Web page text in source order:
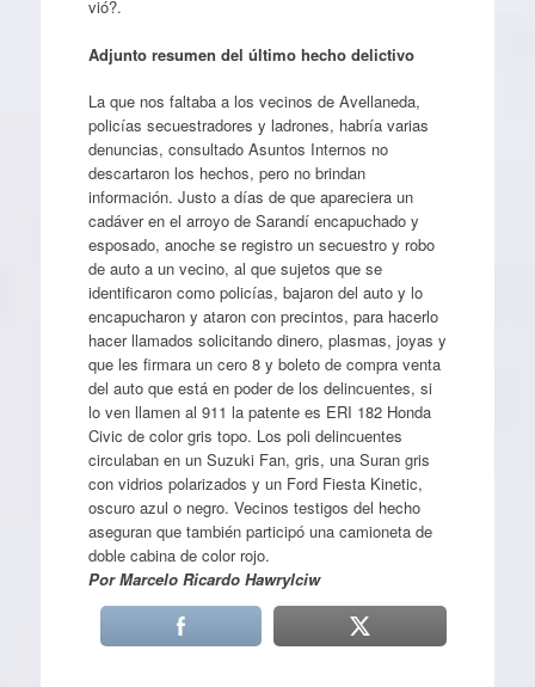
vió?.
Adjunto resumen del último hecho delictivo
La que nos faltaba a los vecinos de Avellaneda,
policías secuestradores y ladrones, habría varias
denuncias, consultado Asuntos Internos no
descartaron los hechos, pero no brindan
información. Justo a días de que apareciera un
cadáver en el arroyo de Sarandí encapuchado y
esposado, anoche se registro un secuestro y robo
de auto a un vecino, al que sujetos que se
identificaron como policías, bajaron del auto y lo
encapucharon y ataron con precintos, para hacerlo
hacer llamados solicitando dinero, plasmas, joyas y
que les firmara un cero 8 y boleto de compra venta
del auto que está en poder de los delincuentes, si
lo ven llamen al 911 la patente es ERI 182 Honda
Civic de color gris topo. Los poli delincuentes
circulaban en un Suzuki Fan, gris, una Suran gris
con vidrios polarizados y un Ford Fiesta Kinetic,
oscuro azul o negro. Vecinos testigos del hecho
aseguran que también participó una camioneta de
doble cabina de color rojo.
Por Marcelo Ricardo Hawrylciw